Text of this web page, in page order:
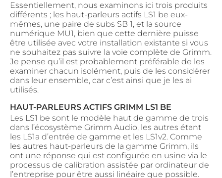
Essentiellement, nous examinons ici trois produits
différents ; les haut-parleurs actifs LS1 be eux-
mêmes, une paire de subs SB 1, et la source
numérique MU1, bien que cette dernière puisse
être utilisée avec votre installation existante si vous
ne souhaitez pas suivre la voie complète de Grimm.
Je pense qu’il est probablement préférable de les
examiner chacun isolément, puis de les considérer
dans leur ensemble, car c’est ainsi que je les ai
utilisés.
HAUT-PARLEURS ACTIFS GRIMM LS1 BE
Les LS1 be sont le modèle haut de gamme de trois
dans l’écosystème Grimm Audio, les autres étant
les LS1a d’entrée de gamme et les LS1v2. Comme
les autres haut-parleurs de la gamme Grimm, ils
ont une réponse qui est configurée en usine via le
processus de calibration assistée par ordinateur de
l’entreprise pour être aussi linéaire que possible.